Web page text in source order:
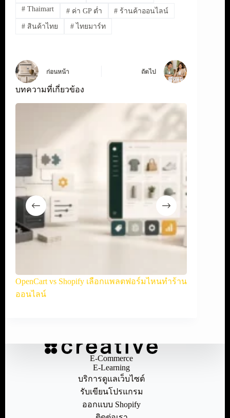
#Thaimart #ค่า GP ต่ำ # ร้านค้าออนไลน์
#สินค้าไทย #ไทยมาร์ท
ก่อนหน้า ถัดไป
บทความที่เกี่ยวข้อง
OpenCart vs Shopify เลือกแพลตฟอร์มไหนทำร้าน
ออนไลน์
E-Commerce
E-Learning
บริการดูแลเว็บไซต์
รับเขียนโปรแกรม
ออกแบบ Shopify